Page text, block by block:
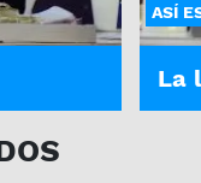
ASÍ
La